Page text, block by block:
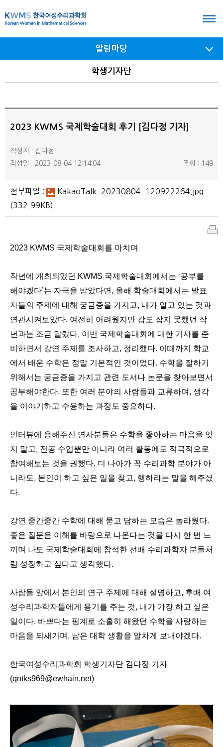
문
가
여닫기
알림마당
학생기자단
2023 KWMS 국제학술대회 후기 [김다정 기자]
작성자 : 김다정
작성일 : 2023-08-04 12:14:04
조회 : 149
첨부파일 :
KakaoTalk_20230804_120922264.jpg
(332.99KB)
2023 KWMS 국제학술대회를 마치며
작년에 개최되었던 KWMS 국제학술대회에서는 ‘공부를
해야겠다’는 자극을 받았다면, 올해 학술대회에서는 발표
자들의 주제에 대해 궁금증을 가지고, 내가 알고 있는 것과
연관시켜보았다. 여전히 어려웠지만 감도 잡지 못했던 작
년과는 조금 달랐다. 이번 국제학술대회에 대한 기사를 준
비하면서 강연 주제를 조사하고, 정리했다. 이때까지 학교
에서 배운 수학은 정말 기본적인 것이었다. 수학을 잘하기
위해서는 궁금증을 가지고 관련 도서나 논문을 찾아보면서
공부해야한다. 또한 여러 분야의 사람들과 교류하며, 생각
을 이야기하고 수용하는 과정도 중요하다.
인터뷰에 응해주신 연사분들은 수학을 좋아하는 마음을 잊
지 말고, 전공 수업뿐만 아니라 여러 활동에도 적극적으로
참여해보는 것을 권했다. 더 나아가 꼭 수리과학 분야가 아
니라도, 본인이 하고 싶은 일을 찾고, 행하라는 말을 해주셨
다.
강연 중간중간 수학에 대해 묻고 답하는 모습은 놀라웠다.
좋은 질문은 이해를 바탕으로 나온다는 것을 다시 한 번 느
끼며 나도 국제학술대회에 참석한 선배 수리과학자 분들처
럼 성장하고 싶다고 생각했다.
사람들 앞에서 본인의 연구 주제에 대해 설명하고, 후배 여
성수리과학자들에게 용기를 주는 것, 내가 가장 하고 싶은
일이다. 바쁘다는 핑계로 소홀히 해왔던 수학을 사랑하는
마음을 되새기며, 남은 대학 생활을 알차게 보내야겠다.
한국여성수리과학회 학생기자단 김다정 기자
(qntks969@ewhain.net)